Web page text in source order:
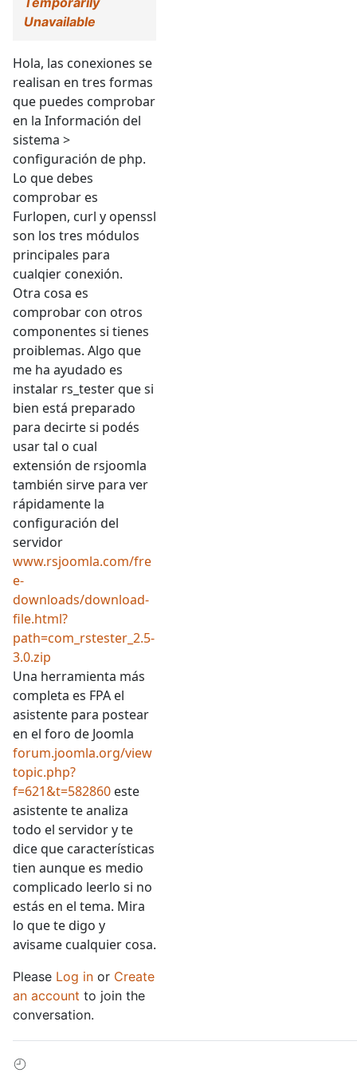
Unavailable
Hola, las conexiones se
realisan en tres formas
que puedes comprobar
en la Información del
sistema >
configuración de php.
Lo que debes
comprobar es
Furlopen, curl y openssl
son los tres módulos
principales para
cualqier conexión.
Otra cosa es
comprobar con otros
componentes si tienes
proiblemas. Algo que
me ha ayudado es
instalar rs_tester que si
bien está preparado
para decirte si podés
usar tal o cual
extensión de rsjoomla
también sirve para ver
rápidamente la
configuración del
servidor
www.rsjoomla.com/fre
e-
downloads/download-
file.html?
path=com_rstester_2.5-
3.0.zip
Una herramienta más
completa es FPA el
asistente para postear
en el foro de Joomla
forum.joomla.org/view
topic.php?
f=621&t=582860 este
asistente te analiza
todo el servidor y te
dice que características
tien aunque es medio
complicado leerlo si no
estás en el tema. Mira
lo que te digo y
avisame cualquier cosa.
Please Log in or Create
an account to join the
conversation.